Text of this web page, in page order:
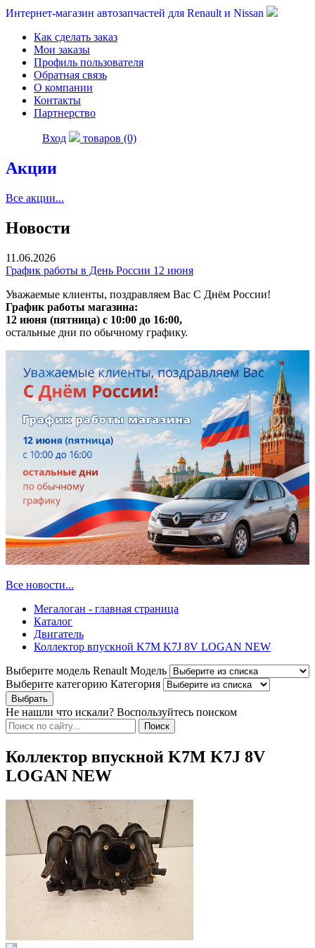
Интернет-магазин автозапчастей для Renault и Nissan
Как сделать заказ
Мои заказы
Профиль пользователя
Обратная связь
О компании
Контакты
Партнерство
Вход товаров (0)
Акции
Все акции...
Новости
11.06.2026
График работы в День России 12 июня
Уважаемые клиенты, поздравляем Вас С Днём России!
График работы магазина:
12 июня (пятница) с 10:00 до 16:00,
остальные дни по обычному графику.
Все новости...
Мегалоган - главная страница
Каталог
Двигатель
Коллектор впускной K7M K7J 8V LOGAN NEW
Выберите модель Renault Модель
Выберите категорию Категория
Не нашли что искали? Воспользуйтесь поиском
Коллектор впускной K7M K7J 8V
LOGAN NEW